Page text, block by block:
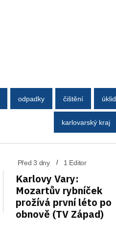
odpadky čištění úklid
karlovarský kraj
Před 3 dny 1 Editor
Karlovy Vary:
Mozartův rybníček
prožívá první léto po
obnově (TV Západ)